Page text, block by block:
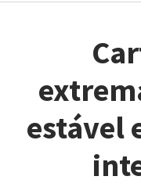
estável